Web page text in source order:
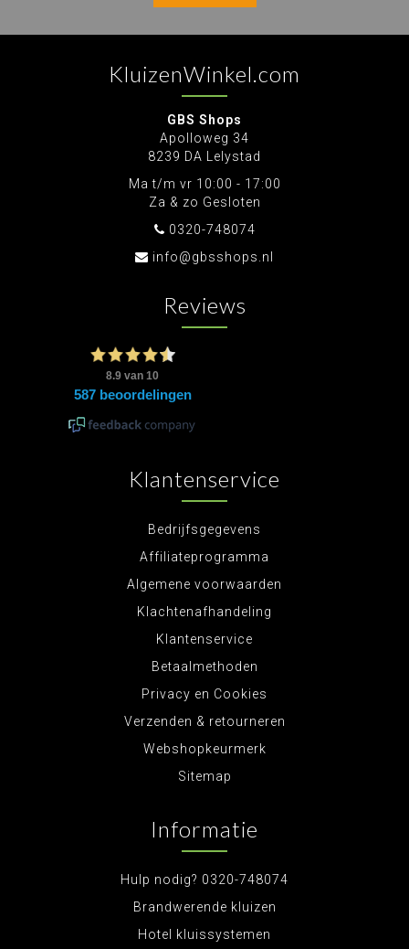
KluizenWinkel.com
GBS Shops
Apolloweg 34
8239 DA Lelystad
Ma t/m vr 10:00 - 17:00
Za & zo Gesloten
0320-748074
info@gbsshops.nl
Reviews
Klantenservice
Bedrijfsgegevens
Affiliateprogramma
Algemene voorwaarden
Klachtenafhandeling
Klantenservice
Betaalmethoden
Privacy en Cookies
Verzenden & retourneren
Webshopkeurmerk
Sitemap
Informatie
Hulp nodig? 0320-748074
Brandwerende kluizen
Hotel kluissystemen